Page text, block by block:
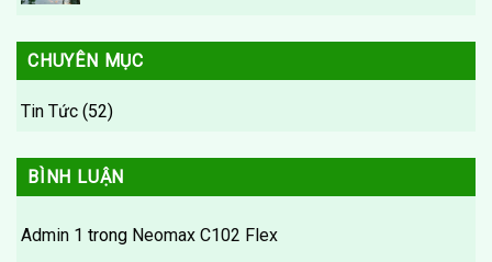
CHUYÊN MỤC
Tin Tức (52)
BÌNH LUẬN
Admin 1 trong Neomax C102 Flex